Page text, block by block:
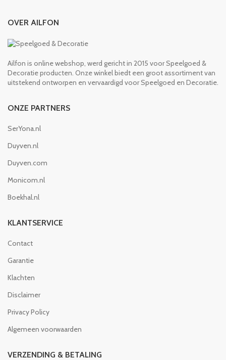
OVER AILFON
Ailfon is online webshop, werd gericht in 2015 voor Speelgoed &
Decoratie producten. Onze winkel biedt een groot assortiment van
uitstekend ontworpen en vervaardigd voor Speelgoed en Decoratie.
ONZE PARTNERS
SerYona.nl
Duyven.nl
Duyven.com
Monicom.nl
Boekhal.nl
KLANTSERVICE
Contact
Garantie
Klachten
Disclaimer
Privacy Policy
Algemeen voorwaarden
VERZENDING & BETALING